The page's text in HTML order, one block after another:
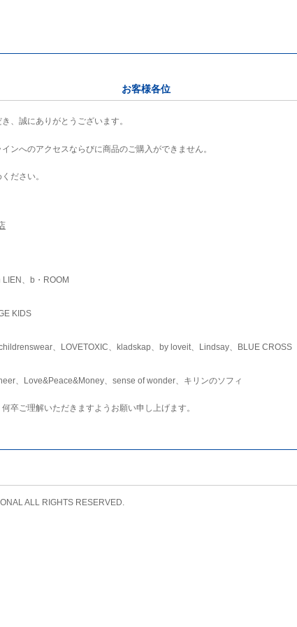
お客様各位
、誠にありがとうございます。
ンへのアクセスならびに商品のご購入ができません。
ださい。
、b・ROOM
KIDS
、LOVETOXIC、kladskap、by loveit、Lindsay、BLUE CROSS
、Love&Peace&Money、sense of wonder、キリンのソフィ
卒ご理解いただきますようお願い申し上げます。